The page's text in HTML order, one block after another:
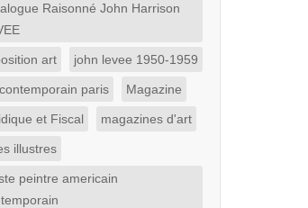
Raisonné John Harrison
art john levee 1950-1959
paris Magazine
et Fiscal magazines d'art
illustres
peintre americain